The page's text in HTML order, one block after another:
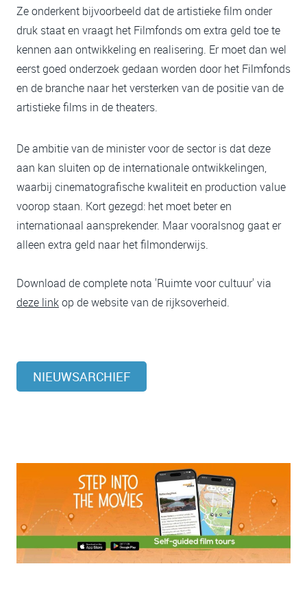
Ze onderkent bijvoorbeeld dat de artistieke film onder
druk staat en vraagt het Filmfonds om extra geld toe te
kennen aan ontwikkeling en realisering. Er moet dan wel
eerst goed onderzoek gedaan worden door het Filmfonds
en de branche naar het versterken van de positie van de
artistieke films in de theaters.
De ambitie van de minister voor de sector is dat deze
aan kan sluiten op de internationale ontwikkelingen,
waarbij cinematografische kwaliteit en production value
voorop staan. Kort gezegd: het moet beter en
internationaal aansprekender. Maar vooralsnog gaat er
alleen extra geld naar het filmonderwijs.
Download de complete nota 'Ruimte voor cultuur' via
deze linkop de website van de rijksoverheid.
NIEUWSARCHIEF